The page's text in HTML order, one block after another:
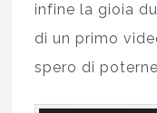
infine la gioia
di un primo
spero di